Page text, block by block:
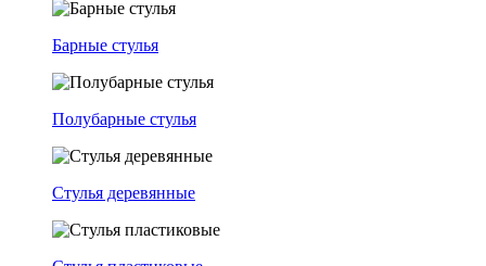
Барные стулья
Полубарные стулья
Стулья деревянные